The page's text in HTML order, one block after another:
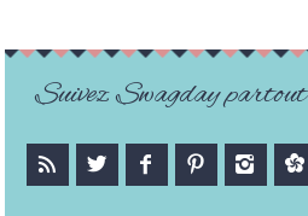
Suivez Swagday partout